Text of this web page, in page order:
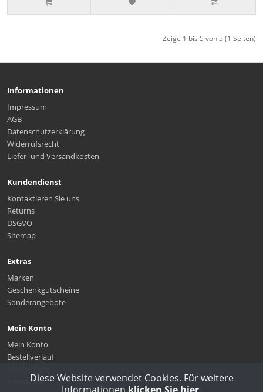
Zeige 1 bis 5 von 5 (1 Seiten)
Informationen
Impressum
AGB
Datenschutzerklärung
Widerrufsrecht
Liefer- und Versandkosten
Kundendienst
Kontaktieren Sie uns
Returns
DSGVO
Sitemap
Extras
Marken
Geschenkgutscheine
Sonderangebote
Mein Konto
Mein Konto
Bestellverlauf
NewsletterDiese Website verwendet Cookies. Für weitere